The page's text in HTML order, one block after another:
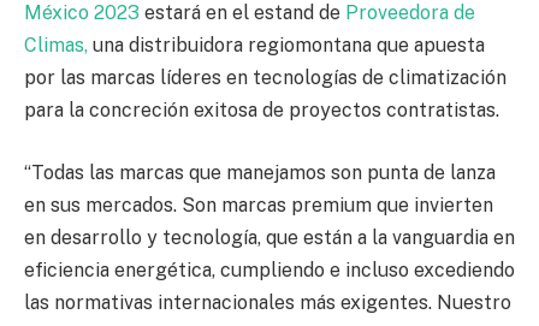
México 2023 estará en el estand de Proveedora de
Climas, una distribuidora regiomontana que apuesta
por las marcas líderes en tecnologías de climatización
para la concreción exitosa de proyectos contratistas.
“Todas las marcas que manejamos son punta de lanza
en sus mercados. Son marcas premium que invierten
en desarrollo y tecnología, que están a la vanguardia en
eficiencia energética, cumpliendo e incluso excediendo
las normativas internacionales más exigentes. Nuestro